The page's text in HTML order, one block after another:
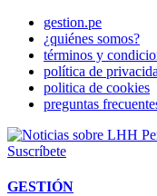
gestion.pe
¿quiénes somos?
términos y
política de
politica de cookies
preguntas
Suscríbete
GESTIÓN